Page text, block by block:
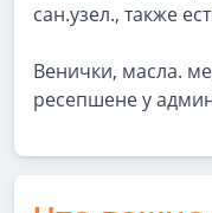
сан.узел., также
Венички, масла.
ресепшене у